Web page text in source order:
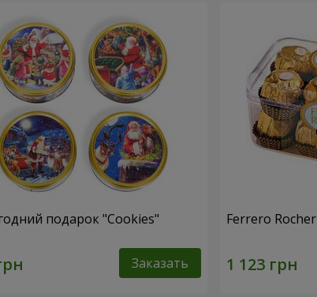
подарок "Cookies"
Заказать
Ferrero Rocher